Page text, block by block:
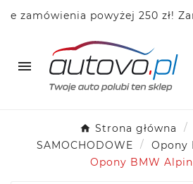
powyżej 250 zł!

Strona główna
SAMOCHODOWE
Opony
Opony BMW